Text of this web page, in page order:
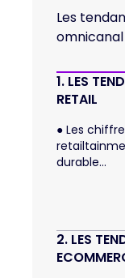
Les
omnicanal
1. LES
RETAIL
● Les
durable...
2. LES